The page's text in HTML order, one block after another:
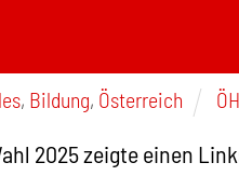
, Bildung, Österreich ÖH
2025 zeigte einen